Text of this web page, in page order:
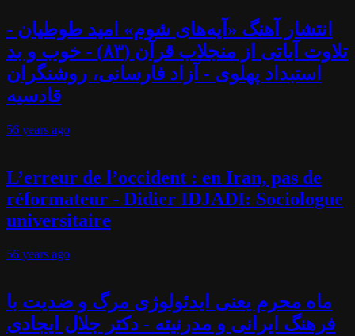
انتشار آهنگ «آیه‌های شوم» امید طوطیان -
تلاوت آیاتی از منجلاب قرآن (۸۳) - خوب و بد
استبداد پهلوی - آزاد فارسانی، روشنگران
قادسیه
56 years ago
L’erreur de l’occident : en Iran, pas de
réformateur - Didier IDJADI: Sociologue
universitaire
56 years ago
ماه محرم یعنی ایدئولوژی مرگ و ضدیت با
فرهنگ ایرانی و مدرنیته - دکتر جلال ایجادی